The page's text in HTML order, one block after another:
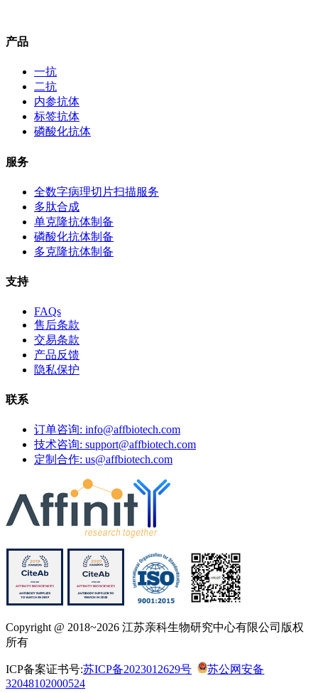
产品
一抗
二抗
内参抗体
标签抗体
磷酸化抗体
服务
全数字病理切片扫描服务
多肽合成
单克隆抗体制备
磷酸化抗体制备
多克隆抗体制备
支持
FAQs
售后条款
交易条款
产品反馈
隐私保护
联系
订单咨询: info@affbiotech.com
技术咨询: support@affbiotech.com
定制合作: us@affbiotech.com
Copyright @ 2018~2026 江苏亲科生物研究中心有限公司版权
所有
ICP备案证书号:苏ICP备2023012629号
苏公网安备
32048102000524